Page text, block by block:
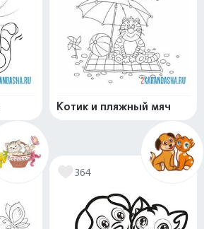
Котик и пляжный мяч
364